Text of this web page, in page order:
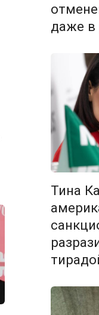
даже в
Тина